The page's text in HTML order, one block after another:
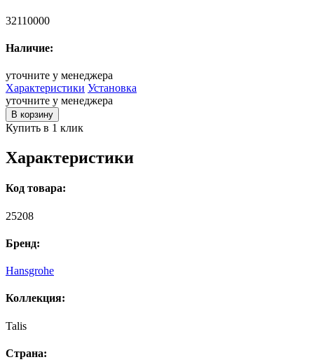
32110000
Наличие:
уточните у менеджера
Характеристики Установка
уточните у менеджера
В корзину
Купить в 1 клик
Характеристики
Код товара:
25208
Бренд:
Hansgrohe
Коллекция:
Talis
Страна: